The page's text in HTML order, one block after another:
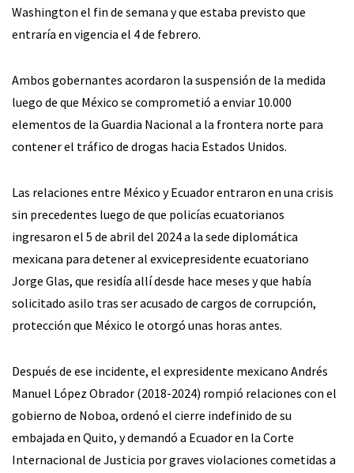
Washington el fin de semana y que estaba previsto que
entraría en vigencia el 4 de febrero.
Ambos gobernantes acordaron la suspensión de la medida
luego de que México se comprometió a enviar 10.000
elementos de la Guardia Nacional a la frontera norte para
contener el tráfico de drogas hacia Estados Unidos.
Las relaciones entre México y Ecuador entraron en una crisis
sin precedentes luego de que policías ecuatorianos
ingresaron el 5 de abril del 2024 a la sede diplomática
mexicana para detener al exvicepresidente ecuatoriano
Jorge Glas, que residía allí desde hace meses y que había
solicitado asilo tras ser acusado de cargos de corrupción,
protección que México le otorgó unas horas antes.
Después de ese incidente, el expresidente mexicano Andrés
Manuel López Obrador (2018-2024) rompió relaciones con el
gobierno de Noboa, ordenó el cierre indefinido de su
embajada en Quito, y demandó a Ecuador en la Corte
Internacional de Justicia por graves violaciones cometidas a